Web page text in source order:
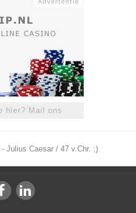
hier? Mail ons
Julius Caesar / 47 v.Chr. ;)